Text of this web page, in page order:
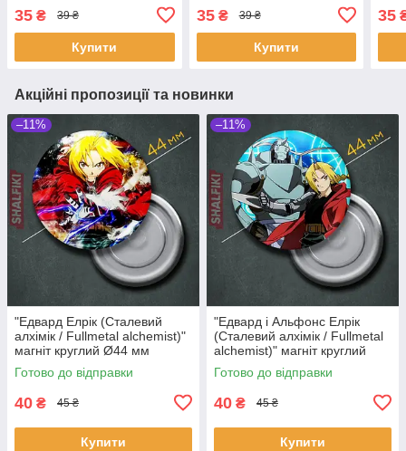
35 ₴ 39 ₴
Купити
35₴ 39 ₴
Купити
Ø44
35
Акційні пропозиції та новинки
–11%
"Едвард Елрік (Сталевий
алхімік / Fullmetal alchemist)"
магніт круглий Ø44 мм
Готово до відправки
40 ₴ 45 ₴
Купити
–11%
"Едвард і Альфонс Елрік
(Сталевий алхімік / Fullmetal
alchemist)" магніт круглий
Ø44 мм
Готово до відправки
40 ₴ 45 ₴
Купити